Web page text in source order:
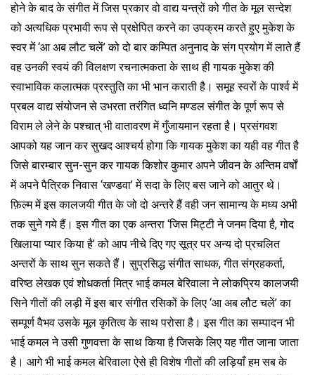
होने के बाद के संगीत में जिस प्रकार वो वाद्य यन्त्रों को गीत के मूल सन्देश
को अत्यधिक प्रभावी रूप से प्रक्षेपित करने का उपक्रम करते हुए मुकेश के
स्वर में ‘आ अब लौट चलें’ को दो बार कम्पित अनुनाद के संग प्रयोग में लाते हैं
वह उनकी स्वयं की विलक्षण रचनात्मकता के साथ ही गायक मुकेश की
स्वाभाविक कलात्मक प्रस्तुति का भी भान कराती है। समूह स्वरों के पार्श्व में
प्रबल वाद्य संयोजन से उभरता तरंगित ध्वनि मण्डल संगीत के पूर्ण रूप से
विराम ले लेने के पश्चात् भी वातावरण में गुँजायमान रहता है। प्रसंगवश
आपको यह जान कर सुखद आश्चर्य होगा कि गायक मुकेश का यही वह गीत है
जिसे बारम्बार सुन-सुन कर गायक किशोर कुमार अपने जीवन के अन्तिम वर्षों
में अपने पैत्रिक निवास ‘खण्डवा’ में सदा के लिए बस जाने को आतुर थे।
फ़िल्म में इस कालजयी गीत के जो दो अन्तरे हैं वही जन सामान्य के मध्य अभी
तक सुने गये हैं। इस गीत का एक अन्तरा ‘जिस मिट्टी ने जनम दिया है, गोद
खिलाया प्यार किया है’ को आप नीचे दिए गए सूत्र पर अन्य दो प्रचलित
अन्तरों के साथ सुन सकते हैं। सुप्रसिद्ध संगीत साधक, गीत संग्रहकर्ता,
वरिष्ठ लेखक एवं शोधकर्ता मित्र भाई कमल बेरिवाला ने लोकप्रिय कालजयी
सिने गीतों की लड़ी में इस बार संगीत रसिकों के लिए ‘आ अब लौट चलें’ का
सम्पूर्ण वैभव उसके मूल कृतित्व के साथ परोसा है। इस गीत का सम्पादन भी
भाई कमल ने उसी गुणवत्ता के साथ किया है जिसके लिए यह गीत जाना जाता
है। आगे भी भाई कमल बेरिवाला ऐसे ही विशेष गीतों की लड़ियाँ हम सब के